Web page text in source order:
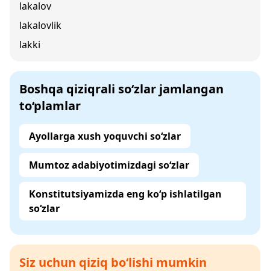
lakalov
lakalovlik
lakki
Boshqa qiziqrali so‘zlar jamlangan
to‘plamlar
Ayollarga xush yoquvchi so‘zlar
Mumtoz adabiyotimizdagi so‘zlar
Konstitutsiyamizda eng ko‘p ishlatilgan
so‘zlar
Siz uchun qiziq bo‘lishi mumkin